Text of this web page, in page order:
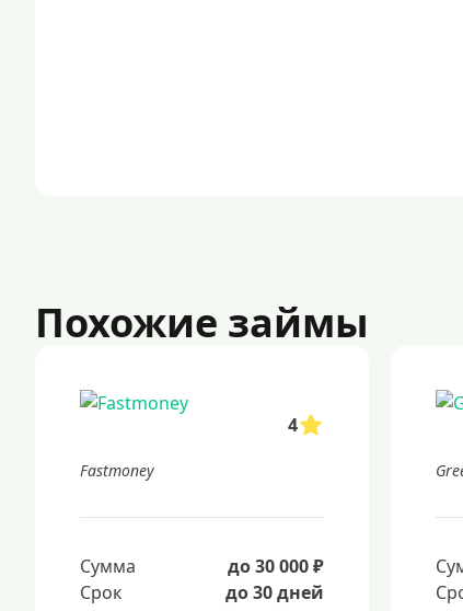
Похожие займы
4
Fastmoney
Сумма
до 30 000 ₽
Срок
до 30 дней